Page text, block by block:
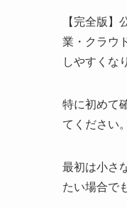
【完全版
業・クラウ
しやすくな
特に初めて
てください
最初は小さ
たい場合で